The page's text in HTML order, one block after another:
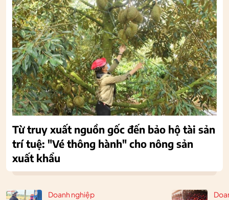
Doanh nghiệp
Từ truy xuất nguồn gốc đến bảo hộ tài sản
trí tuệ: "Vé thông hành" cho nông sản
xuất khẩu